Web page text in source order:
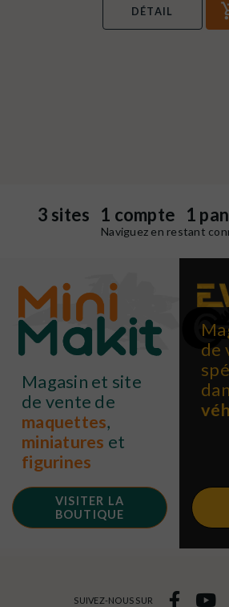
DÉTAIL
3 sites 1 compte 1
Naviguez en restant
Magasin et site
de vente de
maquettes,
miniatures et
figurines
VISITER LA
BOUTIQUE
de
SUIVEZ-NOUS SUR